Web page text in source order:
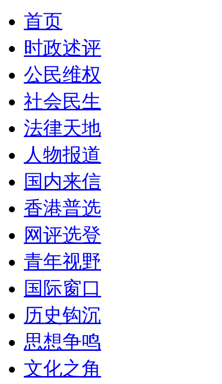
首页
时政述评
公民维权
社会民生
法律天地
人物报道
国内来信
香港普选
网评选登
青年视野
国际窗口
历史钩沉
思想争鸣
文化之角